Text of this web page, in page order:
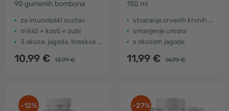
90 gumenih bombona
za imunološki sustav
mišići + kosti + zubi
3 okusa: jagoda, breskva i kupina
10,99 € 13,99 €
150 ml
stvaranje crvenih krvnih stanica i hemoglobina
smanjenje umora
s okusom jagode
11,99 € 14,99 €
-12% -27%